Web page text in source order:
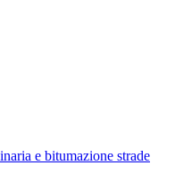
e bitumazione strade